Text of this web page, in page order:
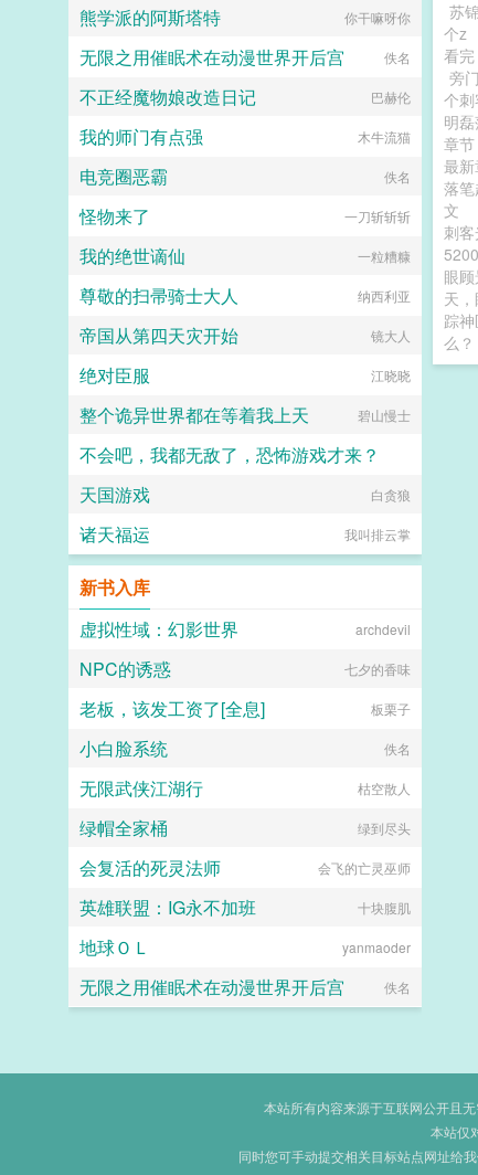
苏
个z
看完
旁
个
明
章节
最
落
文
刺
5200
眼
天
踪
么？
熊学派的阿斯塔特 你干嘛呀你
无限之用催眠术在动漫世界开后宫 佚名
不正经魔物娘改造日记 巴赫伦
我的师门有点强 木牛流猫
电竞圈恶霸 佚名
怪物来了 一刀斩斩斩
我的绝世谪仙 一粒糟糠
尊敬的扫帚骑士大人 纳西利亚
帝国从第四天灾开始 镜大人
绝对臣服 江晓晓
整个诡异世界都在等着我上天 碧山慢士
不会吧，我都无敌了，恐怖游戏才来？
老南瓜
天国游戏 白贪狼
诸天福运 我叫排云掌
新书入库
虚拟性域：幻影世界
archdevil
NPC的诱惑 七夕的香味
老板，该发工资了[全息] 板栗子
小白脸系统 佚名
无限武侠江湖行 枯空散人
绿帽全家桶 绿到尽头
会复活的死灵法师 会飞的亡灵巫师
英雄联盟：IG永不加班 十块腹肌
地球ＯＬ yanmaoder
无限之用催眠术在动漫世界开后宫 佚名
本站所有内容来源于互联网公开且
本站仅
同时您可手动提交相关目标站点网址给